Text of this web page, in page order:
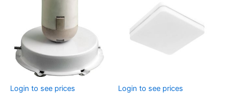
Login to see prices Login to see prices